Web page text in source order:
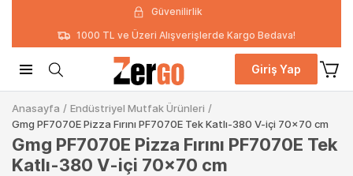
Güvenilirlik
1000 TL ve Üzeri Alışverişlerde Kargo Bedava!
Giriş Yap
Anasayfa / Endüstriyel Mutfak Ürünleri /
Gmg PF7070E Pizza Fırını PF7070E Tek Katlı-380 V-içi 70x70 cm
Gmg PF7070E Pizza Fırını PF7070E Tek
Katlı-380 V-içi 70x70 cm